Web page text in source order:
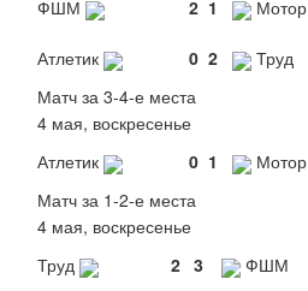
ФШМ
2 1 Мотор
Атлетик
0 2 Труд
Матч за 3-4-е места
4 мая, воскресенье
Атлетик
0 1 Мотор
Матч за 1-2-е места
4 мая, воскресенье
Труд
2 3 ФШМ